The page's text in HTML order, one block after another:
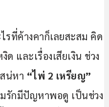
รที่ค้างคาก็เลยสะสม คิด
และเรื่องเสียเงิน ช่วง
น่หา “ไพ่ 2 เหรียญ”
รักมีปัญหาพอดู เป็นช่วง